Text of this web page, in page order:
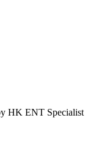
HK ENT Specialist